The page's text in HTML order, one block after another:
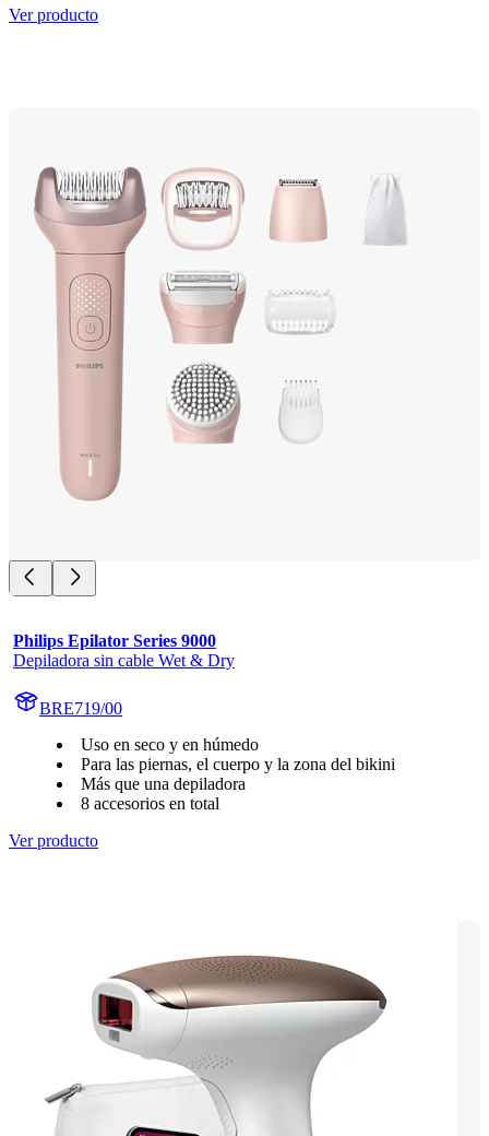
Ver producto
Philips Epilator Series 9000
Depiladora sin cable Wet & Dry
BRE719/00
Uso en seco y en húmedo
Para las piernas, el cuerpo y la zona del bikini
Más que una depiladora
8 accesorios en total
Ver producto